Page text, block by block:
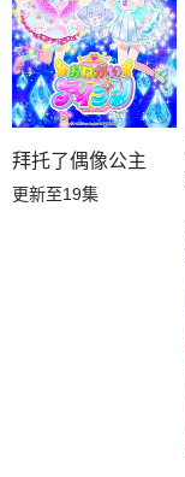
拜托了偶像公主
更新至19集